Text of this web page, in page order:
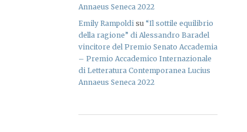
Annaeus Seneca 2022
Emily Rampoldi su “Il sottile equilibrio
della ragione” di Alessandro Baradel
vincitore del Premio Senato Accademia
– Premio Accademico Internazionale
di Letteratura Contemporanea Lucius
Annaeus Seneca 2022